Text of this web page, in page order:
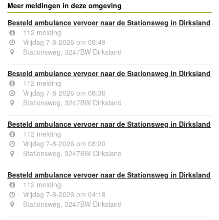
Meer meldingen in deze omgeving
Besteld ambulance vervoer naar de Stationsweg in Dirksland
112 melding
Vrijdag 7-8-2026 om 08:49
Stationsweg, 3247BW Dirksland
Besteld ambulance vervoer naar de Stationsweg in Dirksland
112 melding
Vrijdag 7-8-2026 om 08:36
Stationsweg, 3247BW Dirksland
Besteld ambulance vervoer naar de Stationsweg in Dirksland
112 melding
Vrijdag 7-8-2026 om 08:20
Stationsweg, 3247BW Dirksland
Besteld ambulance vervoer naar de Stationsweg in Dirksland
112 melding
Vrijdag 7-8-2026 om 04:18
Stationsweg, 3247BW Dirksland